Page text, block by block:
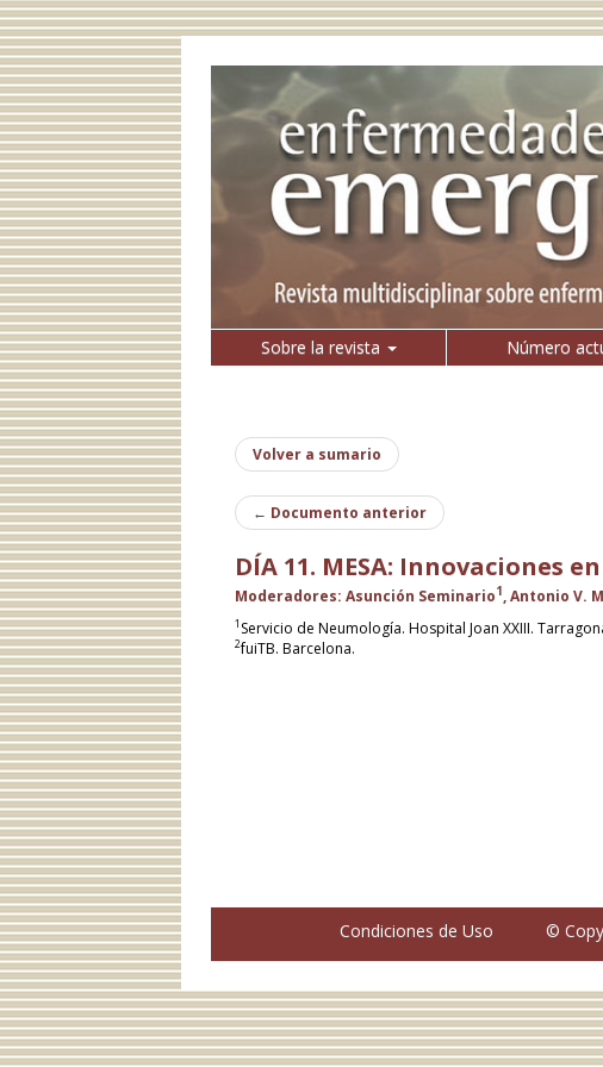
Sobre la revista Número
Volver a sumario
← Documento anterior
DÍA 11. MESA: Innovaciones
Moderadores: Asunción Seminario1, Antonio V.
1 Servicio de Neumología. Hospital Joan XXIII.
2fuiTB. Barcelona.
Condiciones de Uso ©